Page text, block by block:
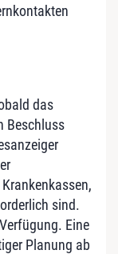
das
Beschluss
sind.
Eine
Planung ab